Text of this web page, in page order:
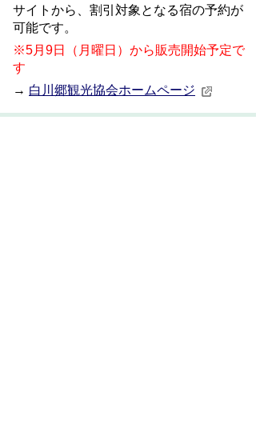
サイトから、割引対象となる宿の予約が
可能です。
※5月9日（月曜日）から販売開始予定で
す
→ 白川郷観光協会ホームページ